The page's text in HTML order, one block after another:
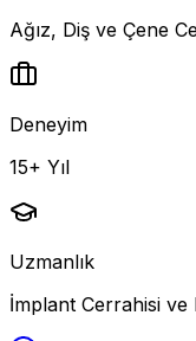
Ağız, Diş ve Çene
Deneyim
15+ Yıl
Uzmanlık
İmplant Cerrahisi